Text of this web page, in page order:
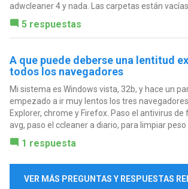
adwcleaner 4 y nada. Las carpetas están vacías
5 respuestas
A que puede deberse una lentitud
todos los navegadores
Mi sistema es Windows vista, 32b, y hace un
empezado a ir muy lentos los tres
Explorer, chrome y Firefox. Paso el antivirus de
avg, paso el ccleaner a diario, para limpiar peso
1 respuesta
VER MÁS PREGUNTAS Y RESPUESTAS